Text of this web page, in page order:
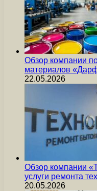
Обзор компании
материалов
22.05.2026
Обзор компании
услуги ремонта
20.05.2026